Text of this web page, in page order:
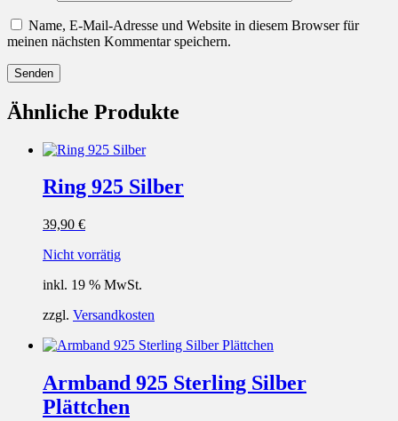
Name, E-Mail-Adresse und Website in diesem Browser für
meinen nächsten Kommentar speichern.
Ähnliche Produkte
Ring 925 Silber
39,90 €
Nicht vorrätig
inkl. 19 % MwSt.
zzgl. Versandkosten
Armband 925 Sterling Silber
Plättchen